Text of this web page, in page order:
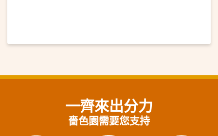
一齊來出分力
嗇色園需要您支持